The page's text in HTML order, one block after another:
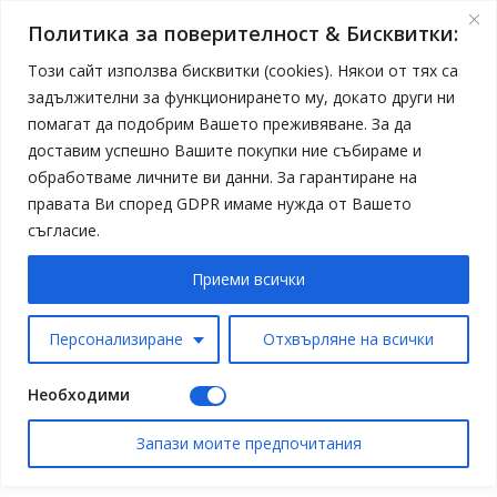
Политика за поверителност & Бисквитки:
Този сайт използва бисквитки (cookies). Някои от тях са
задължителни за функционирането му, докато други ни
помагат да подобрим Вашето преживяване. За да
доставим успешно Вашите покупки ние събираме и
обработваме личните ви данни. За гарантиране на
правата Ви според GDPR имаме нужда от Вашето
съгласие.
Персонализиране Отхвърляне на всички
Приеми всички
Необходими
Запази моите предпочитания